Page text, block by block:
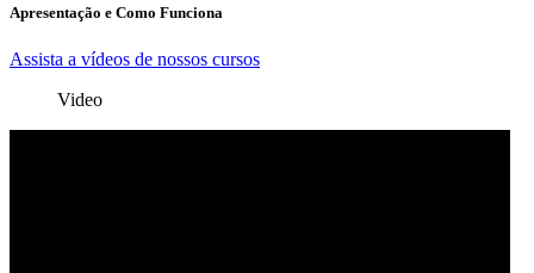
Apresentação e Como Funciona
Assista a vídeos de nossos cursos
Video